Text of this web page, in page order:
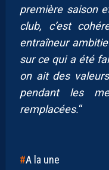
première saison
club, c’est
entraîneur
sur ce qui a été
on ait des
pendant les
remplacées.“
A la une